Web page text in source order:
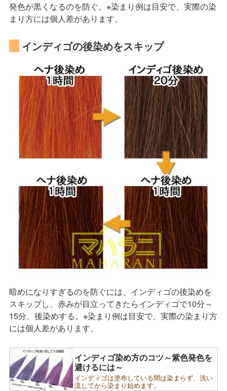
発色が黒くなるのを防ぐ。※染まり例は目安で、実際の染
まり方には個人差があります。
インディゴの後染めをスキップ
暗めになりすぎるのを防ぐには、インディゴの後染めを
スキップし、赤みが目立ってきたらインディゴで10分～
15分、後染めする。※染まり例は目安で、実際の染まり方
には個人差があります。
インディゴ染め方のコツ～紫色発色を
避けるには～
インディゴは塗布している間は染まらず、洗い
流してから染まり始めます。